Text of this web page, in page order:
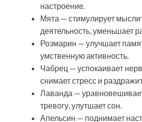
настроение.
Мята — стимулирует
деятельность, уменьшает
Розмарин — улучшает
умственную активность.
Чабрец — успокаивает
снимает стресс и
Лаванда —
тревогу, улутшает сон.
Апельсин — поднимает